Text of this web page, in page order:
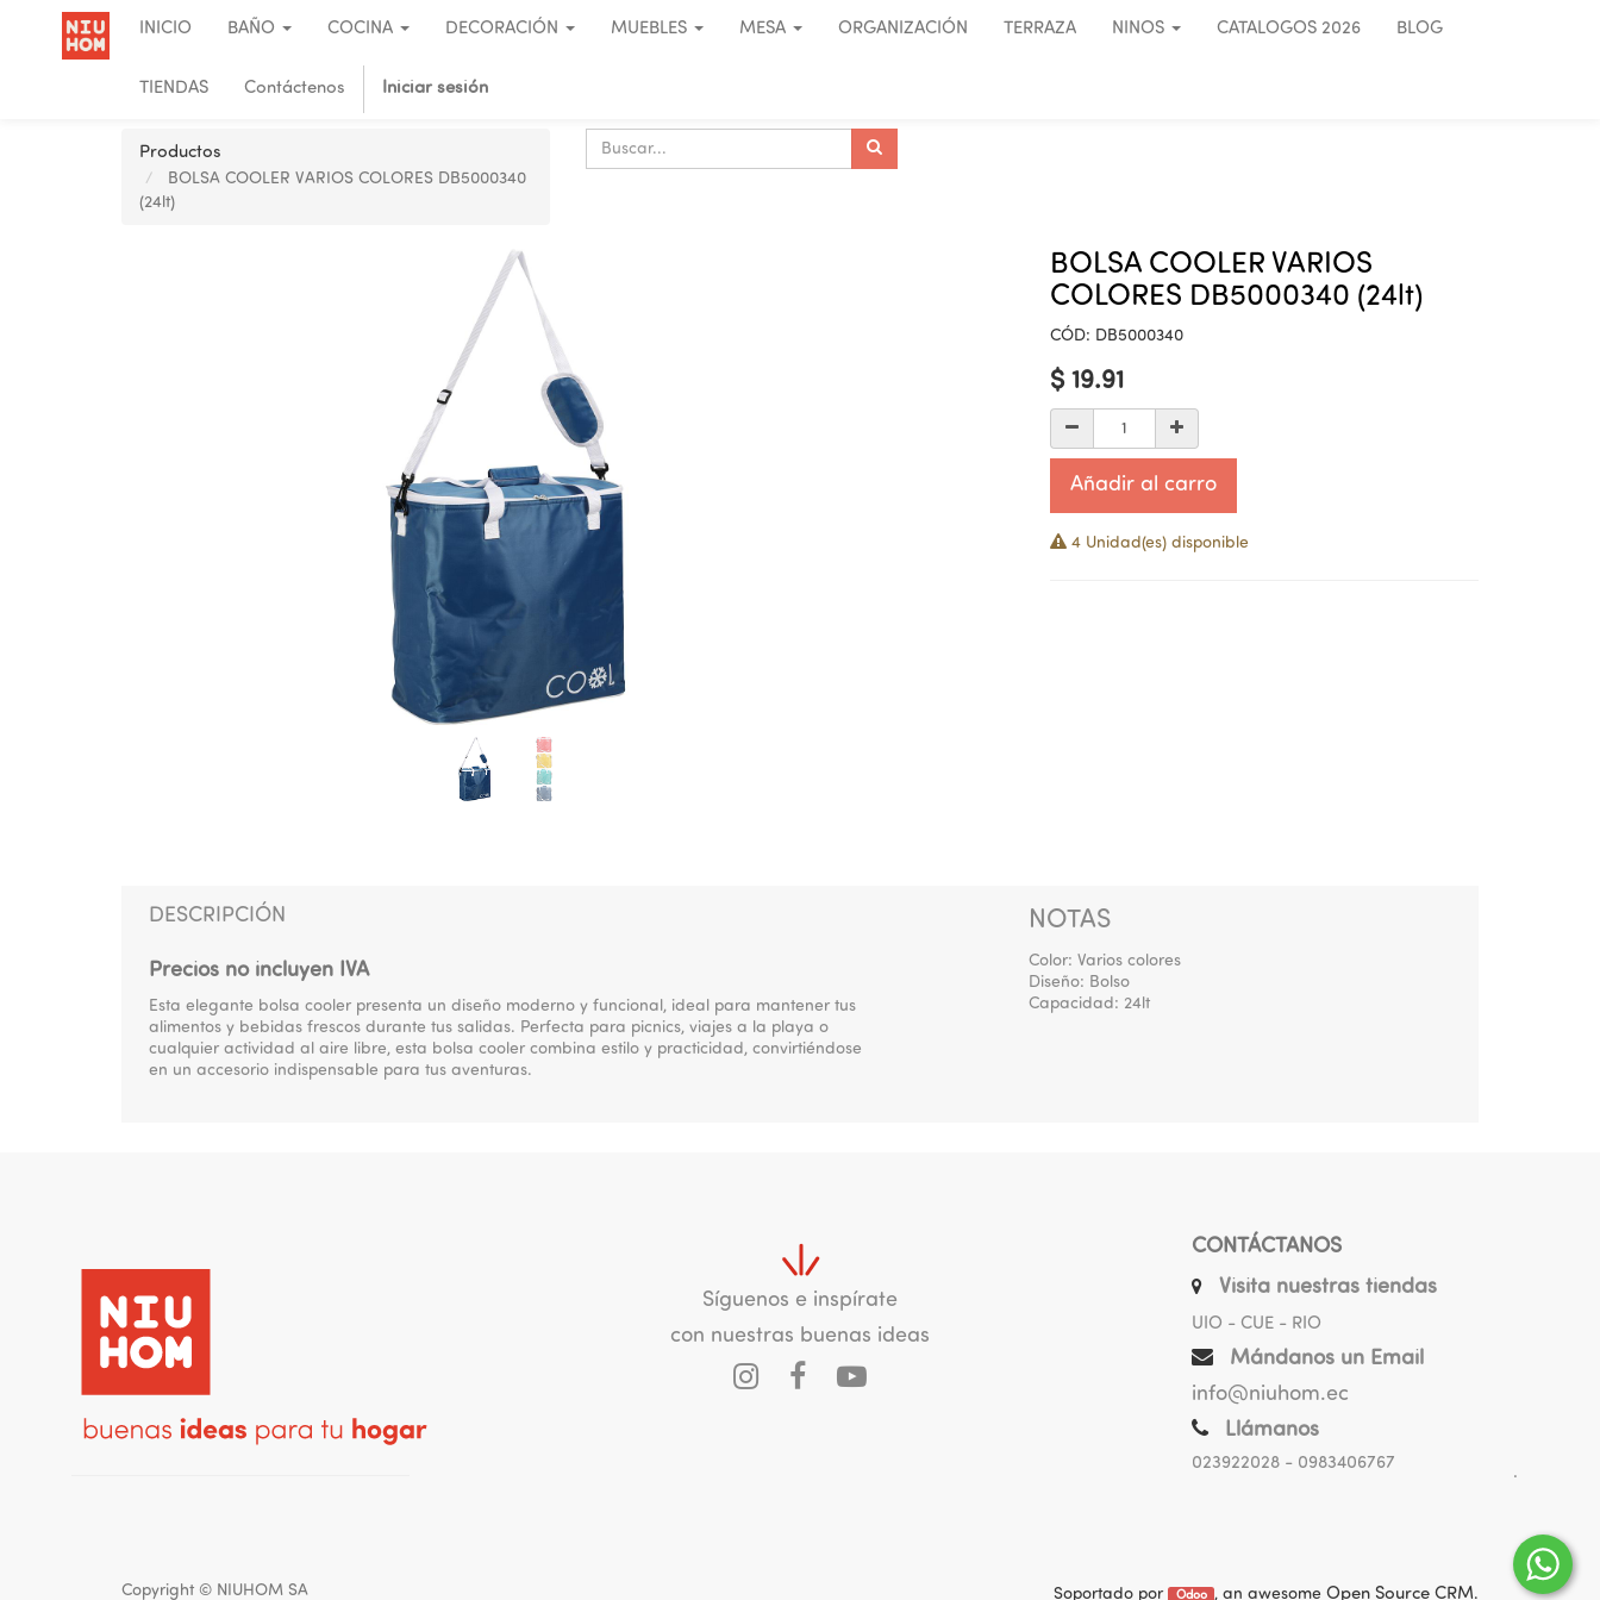
INICIO BAÑO COCINA DECORACIÓN MUEBLES MESA ORGANIZACIÓN TERRAZA NINOS CATALOGOS 2026 BLOG
TIENDAS Contáctenos Iniciar sesión
Productos
BOLSA COOLER VARIOS COLORES DB5000340
(24lt)
BOLSA COOLER VARIOS
COLORES DB5000340 (24lt)
CÓD: DB5000340
$ 19.91
Añadir al carro
4 Unidad(es) disponible
DESCRIPCIÓN
Precios no incluyen IVA
Esta elegante bolsa cooler presenta un diseño moderno y funcional, ideal para mantener tus
alimentos y bebidas frescos durante tus salidas. Perfecta para picnics, viajes a la playa o
cualquier actividad al aire libre, esta bolsa cooler combina estilo y practicidad, convirtiéndose
en un accesorio indispensable para tus aventuras.
NOTAS
Color: Varios colores
Diseño: Bolso
Capacidad: 24lt
Síguenos e inspírate
con nuestras buenas ideas
CONTÁCTANOS
Visita nuestras tiendas
UIO - CUE - RIO
Mándanos un Email
info@niuhom.ec
Llámanos
023922028- 0983406767
.
Soportado por Odoo , an awesome Open Source CRM.
Copyright © NIUHOM SA